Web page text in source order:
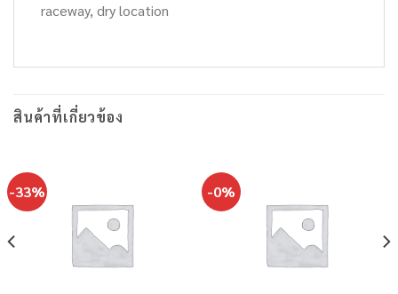
raceway, dry location
สินค้าที่เกี่ยวข้อง
-33% -0%